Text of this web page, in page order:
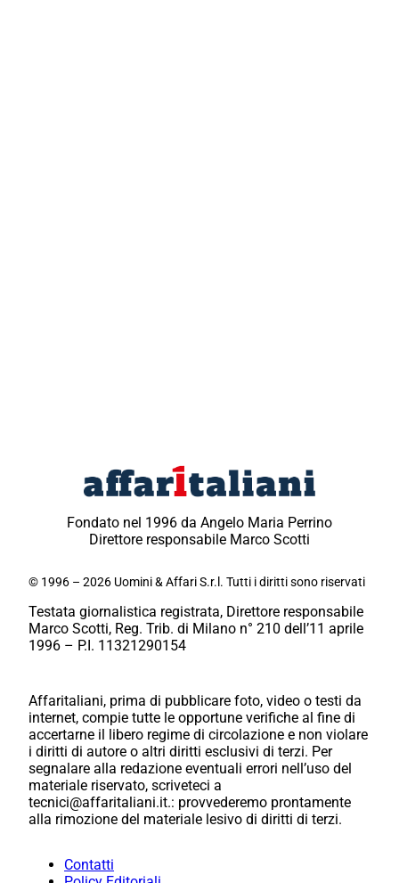
Fondato nel 1996 da Angelo Maria Perrino
Direttore responsabile Marco Scotti
© 1996 – 2026 Uomini & Affari S.r.l. Tutti i diritti sono riservati
Testata giornalistica registrata, Direttore responsabile
Marco Scotti, Reg. Trib. di Milano n° 210 dell’11 aprile
1996 – P.I. 11321290154
Affaritaliani, prima di pubblicare foto, video o testi da
internet, compie tutte le opportune verifiche al fine di
accertarne il libero regime di circolazione e non violare
i diritti di autore o altri diritti esclusivi di terzi. Per
segnalare alla redazione eventuali errori nell’uso del
materiale riservato, scriveteci a
tecnici@affaritaliani.it.: provvederemo prontamente
alla rimozione del materiale lesivo di diritti di terzi.
Contatti